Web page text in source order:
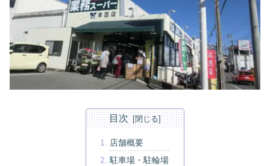
目次
店舗概要
駐車場・駐輪場